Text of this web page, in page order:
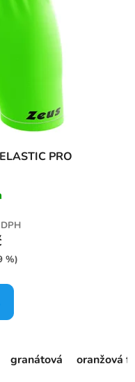
PRO
%)
granátová oranžová